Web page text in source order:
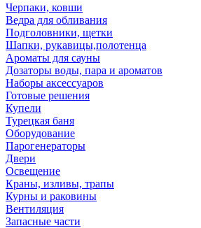
Черпаки, ковши
Ведра для обливания
Подголовники, щетки
Шапки, рукавицы,полотенца
Ароматы для сауны
Дозаторы воды, пара и ароматов
Наборы аксессуаров
Готовые решения
Купели
Турецкая баня
Оборудование
Парогенераторы
Двери
Освещение
Краны, изливы, трапы
Курны и раковины
Вентиляция
Запасные части